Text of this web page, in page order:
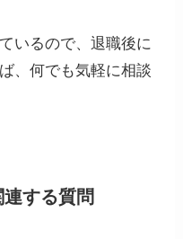
いるので、退職後に
、何でも気軽に相談
する質問